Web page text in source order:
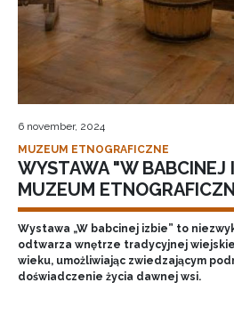
6 november, 2024
MUZEUM ETNOGRAFICZNE
WYSTAWA "W BABCINEJ
MUZEUM
Wystawa „W babcinej izbie” to
odtwarza wnętrze tradycyjnej
wieku, umożliwiając zwiedzającym
doświadczenie życia dawnej wsi.